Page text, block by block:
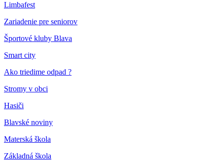
Limbafest
Zariadenie pre seniorov
Športové kluby Blava
Smart city
Ako triedime odpad ?
Stromy v obci
Hasiči
Blavské noviny
Materská škola
Základná škola